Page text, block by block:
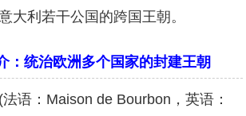
大利若干公国的跨国王朝。
：统治欧洲多个国家的封建王朝
：Maison de Bourbon，英语：